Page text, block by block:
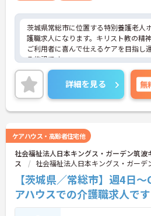
茨城県常総市に位置する特別養護老人
護職求人になります。キリスト教の精神
ご利用者に喜んで仕えるケアを目指し
る施設です。
詳細を見る 無
ケアハウス・高齢者住宅他
社会福祉法人日本キングス・ガーデン筑
ス
社会福祉法人日本キングス・ガーデ
【茨城県／常総市】週4日
アハウスでの介護職求人で